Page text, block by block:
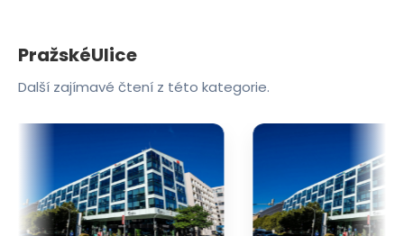
PražskéUlice
Další zajímavé čtení z této kategorie.